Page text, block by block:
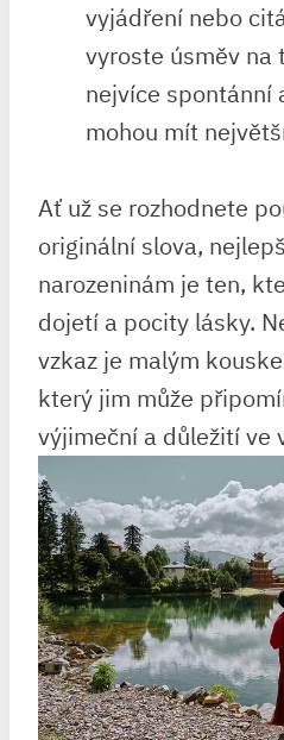
⁣vyjádření nebo
vyroste úsměv na
nejvíce spontánní​
⁤mohou mít
Ať už se rozhodnete
originální ‍slova,
narozeninám je ten,
dojetí a pocity lásky.
vzkaz je malým
který jim⁣ může
výjimeční a důležití ve